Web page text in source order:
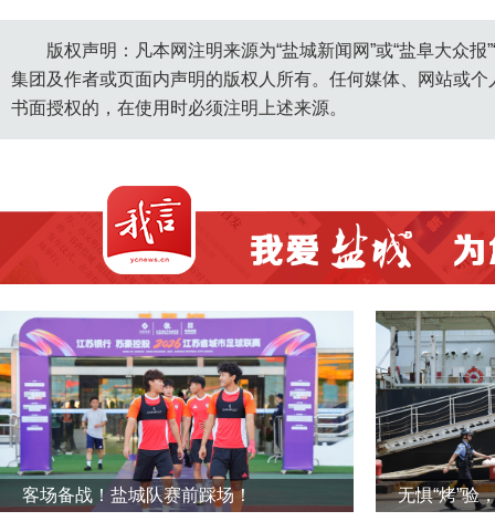
版权声明：凡本网注明来源为“盐城新闻网”或“盐阜大众
集团及作者或页面内声明的版权人所有。任何媒体、网站或
书面授权的，在使用时必须注明上述来源。
客场备战！盐城队赛前踩场！ 无惧“烤”验